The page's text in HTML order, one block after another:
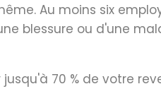
Au moins six
blessure ou d'une
70 % de votre